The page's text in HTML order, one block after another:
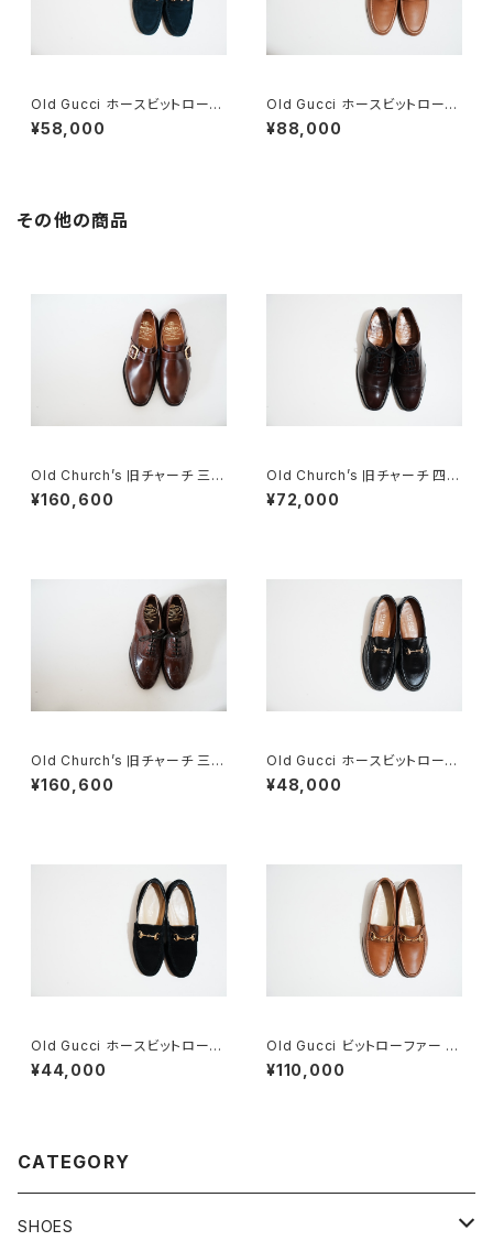
Old Gucci ホースビットローフ
ァー 36C Navy Suede
¥58,000
Old Gucci ホースビットローフ
ァー 38.5C tan ほぼDeadsto
ck
¥88,000
その他の商品
Old Church’s 旧チャーチ 三都
市 WESTBURY 65G DEADS
TOCK
¥160,600
Old Church’s 旧チャーチ 四都
市 BELMONTパンチドキャップ
トウ 85G
¥72,000
Old Church’s 旧チャーチ 三都
市 HICKSTEAD 65G DEADS
TOCK
¥160,600
Old Gucci ホースビットローフ
ァー 34.5C ラバー BK
¥48,000
Old Gucci ホースビットローフ
ァー 6.5B スエードBK
¥44,000
Old Gucci ビットローファー 41
E Brown Deadstock
¥110,000
CATEGORY
SHOES